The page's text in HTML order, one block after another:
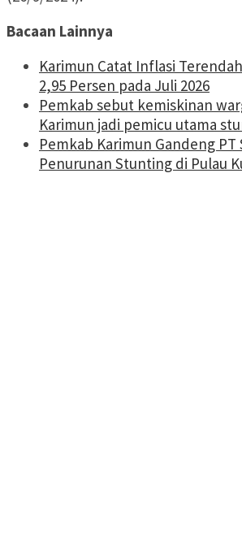
Bacaan Lainnya
Karimun Catat Inflasi
2,95 Persen pada Juli 2026
Pemkab sebut kemiskinan
Karimun jadi pemicu utama
Pemkab Karimun Gandeng PT
Penurunan Stunting di Pulau